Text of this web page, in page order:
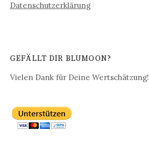
Datenschutz­erklärung
GEFÄLLT DIR BLUMOON?
Vielen Dank für Deine Wertschätzung!